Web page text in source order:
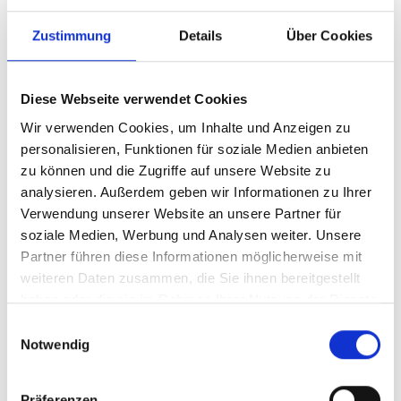
Zustimmung Details Über Cookies
Diese Webseite verwendet Cookies
Wir verwenden Cookies, um Inhalte und Anzeigen zu
personalisieren, Funktionen für soziale Medien anbieten
zu können und die Zugriffe auf unsere Website zu
analysieren. Außerdem geben wir Informationen zu Ihrer
Verwendung unserer Website an unsere Partner für
soziale Medien, Werbung und Analysen weiter. Unsere
Partner führen diese Informationen möglicherweise mit
weiteren Daten zusammen, die Sie ihnen bereitgestellt
haben oder die sie im Rahmen Ihrer Nutzung der Dienste
Notwendig
das Zwischenzeugnis des aktuellen
Arbeitgebers
muss bei Ausbildungsbeginn vorliegen
Einverständniserklärung zum Erhalt von
Aus-, Fort- und Weiterbildungs- und
Veranstaltungsankündigungen sowie
Informationen über die
Karrieremöglichkeiten am UKS (freiwillig)
Gemäß des Masernschutzgesetzes müssen
alle in Gesundheitseinrichtungen ab dem
01.03.2020 neu eingestellte Beschäftigte,
die nach 1970 geboren sind,
Masern
Onlinebewerbung